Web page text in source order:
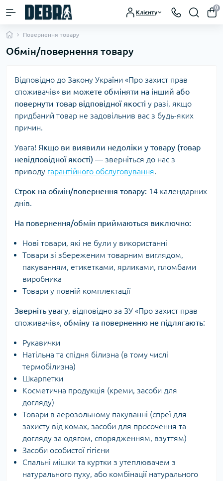
Клієнту
0
Повернення товару
Обмін/повернення товару
Відповідно до Закону України «Про захист прав
споживачів» ви можете обміняти на інший або
повернути товар відповідної якості у разі, якщо
придбаний товар не задовільнив вас з будь-яких
причин.
Увага! Якщо ви виявили недоліки у товару (товар
невідповідної якості) — зверніться до нас з
приводу гарантійного обслуговування.
Строк на обмін/повернення товару: 14 календарних
днів.
На повернення/обмін приймаються виключно:
Нові товари, які не були у використанні
Товари зі збереженим товарним виглядом,
пакуванням, етикетками, ярликами, пломбами
виробника
Товари у повній комплектації
Зверніть увагу, відповідно за ЗУ «Про захист прав
споживачів», обміну та поверненню не підлягають:
Рукавички
Натільна та спідня білизна (в тому числі
термобілизна)
Шкарпетки
Косметична продукція (креми, засоби для
догляду)
Товари в аерозольному пакуванні (спреї для
захисту від комах, засоби для просочення та
догляду за одягом, спорядженням, взуттям)
Засоби особистої гігієни
Спальні мішки та куртки з утеплювачем з
натурального пуху, або комбінації натурального